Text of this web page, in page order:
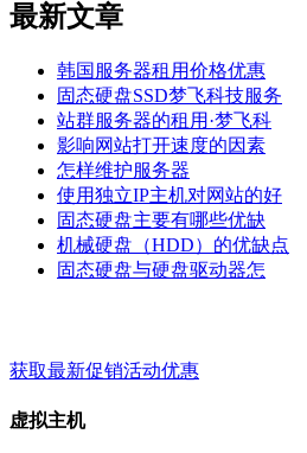
最新文章
韩国服务器租用价格优惠
固态硬盘SSD梦飞科技服务
站群服务器的租用·梦飞科
影响网站打开速度的因素
怎样维护服务器
使用独立IP主机对网站的好
固态硬盘主要有哪些优缺
机械硬盘（HDD）的优缺点
固态硬盘与硬盘驱动器怎
获取最新促销活动优惠
虚拟主机